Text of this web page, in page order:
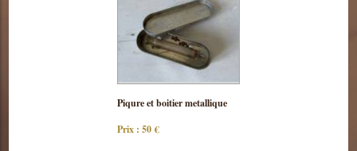
Consulter
Piqure et boitier metallique
Prix : 50 €